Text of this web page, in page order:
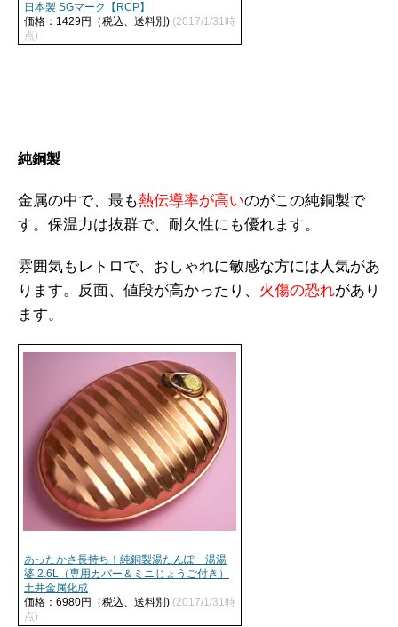
日本製 SGマーク【RCP】
価格：1429円（税込、送料別) (2017/1/31時
点)
純銅製
金属の中で、最も熱伝導率が高いのがこの純銅製で
す。 保温力は抜群で、耐久性にも優れます。
雰囲気もレトロで、おしゃれに敏感な方には人気があ
ります。反面、値段が高かったり、 火傷の恐れがあり
ます。
あったかさ長持ち！純銅製湯たんぽ 湯湯
婆 2.6L（専用カバー＆ミニじょうご付き）
土井金属化成
価格：6980円（税込、送料別) (2017/1/31時
点)